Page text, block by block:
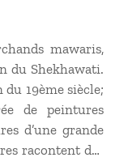
mawaris,
du Shekhawati.
19ème siècle;
de peintures
d’une grande
racontent des